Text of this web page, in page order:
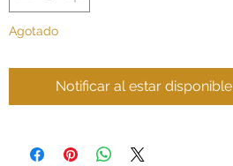
Agotado
Notificar al estar disponible